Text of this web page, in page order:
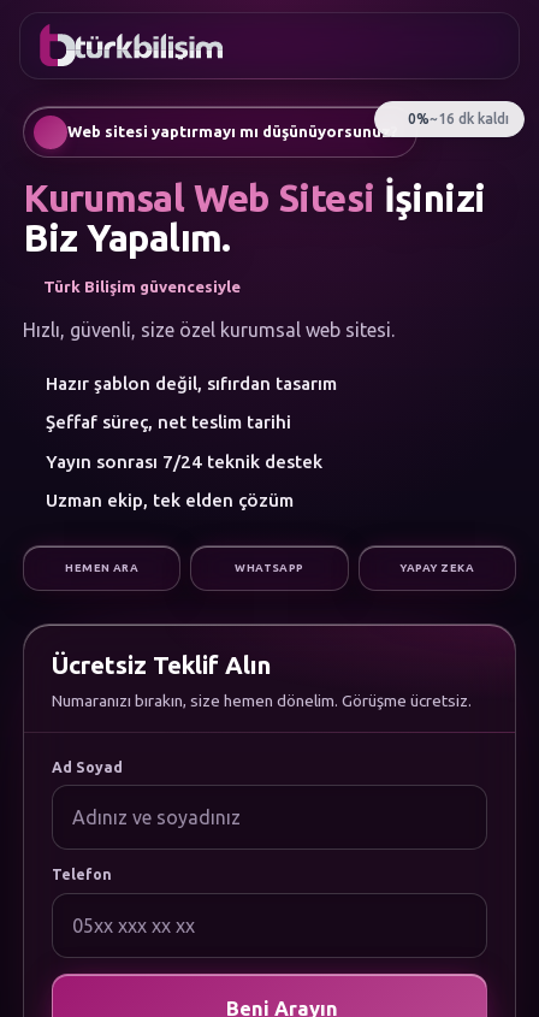
FAVORILER
Mobil Uygulama
AI Chatbot & Müşteri Asistanları
Sosyal Medya Yönetimi
Google Ads & Performans Pazarlaması
E-Ticaret
Yapay Zeka
Atölye
KATEGORILERI
Web Yazılım
Mobil Uygulama
Dijital Pazarlama
Hakkımızda
Kariyer
Dökümanlar
Uygulamamızı İndirin
Gizlilik Politikası
Çerez Politikası
Kullanım Koşulları
İletişim
0216
755 3
555 Web sitesi yaptırmayı mı düşünüyorsunuz?
Kurumsal Web Sitesi İşinizi
Biz Yapalım.
Türk Bilişim güvencesiyle
Hızlı, güvenli, size özel kurumsal web sitesi.
Hazır şablon değil, sıfırdan tasarım
Şeffaf süreç, net teslim tarihi
Yayın sonrası 7/24 teknik destek
Uzman ekip, tek elden çözüm
HEMEN ARA WHATSAPP YAPAY ZEKA
Ücretsiz Teklif Alın
Numaranızı bırakın, size hemen dönelim. Görüşme ücretsiz.
Ad Soyad
Telefon
Beni Arayın